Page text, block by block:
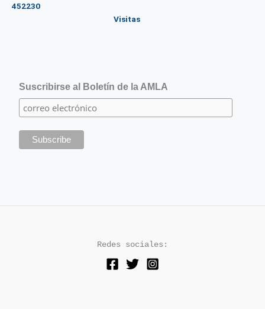
452230
Visitas
Suscribirse al Boletín de la AMLA
Redes sociales: